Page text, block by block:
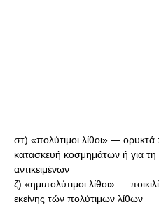
στ) «πολύτιμοι λίθοι» — ορυκτά
κατασκευή κοσμημάτων ή για
αντικειμένων
ζ) «ημιπολύτιμοι λίθοι» —
εκείνης τών πολύτιμων λίθων